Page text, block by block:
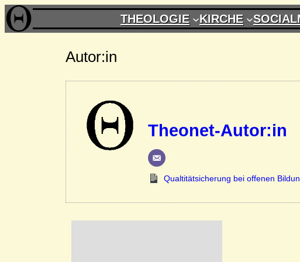
THEOLOGIE KIRCHE
Autor:in
Theonet-Autor:in
Qualtitätsicherung bei offenen